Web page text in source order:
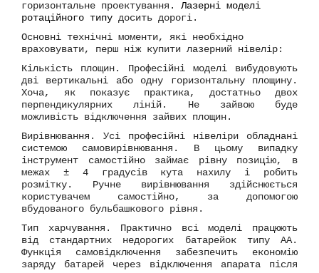
горизонтальне проектування. Лазерні моделі
ротаційного типу досить дорогі.
Основні технічні моменти, які необхідно
враховувати, перш ніж купити лазерний нівелір:
Кількість площин. Професійні моделі вибудовують
дві вертикальні або одну горизонтальну площину.
Хоча, як показує практика, достатньо двох
перпендикулярних ліній. Не зайвою буде
можливість відключення зайвих площин.
Вирівнювання. Усі професійні нівеліри обладнані
системою самовирівнювання. В цьому випадку
інструмент самостійно займає рівну позицію, в
межах ± 4 градусів кута нахилу і робить
розмітку. Ручне вирівнювання здійснюється
користувачем самостійно, за допомогою
вбудованого бульбашкового рівня.
Тип харчування. Практично всі моделі працюють
від стандартних недорогих батарейок типу АА.
Функція самовідключення забезпечить економію
заряду батарей через відключення апарата після